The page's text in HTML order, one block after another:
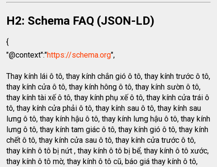
H2: Schema FAQ (JSON-LD)
{
"@context":"https://schema.org",
Thay kính lái ô tô, thay kính chắn gió ô tô, thay kính trước ô tô,
thay kính cửa ô tô, thay kính hông ô tô, thay kính sườn ô tô,
thay kính tài xế ô tô, thay kính phụ xế ô tô, thay kính cửa trái ô
tô, thay kính cửa phải ô tô, thay kính sau ô tô, thay kính sau
lưng ô tô, thay kính hậu ô tô, thay kính lưng hậu ô tô, thay kính
lưng ô tô, thay kính tam giác ô tô, thay kính gió ô tô, thay kính
chết ô tô, thay kính cửa sau ô tô, thay kính cửa trước ô tô,
thay kính ô tô bị nứt , thay kính ô tô bị bể, thay kính ô tô xước,
thay kính ô tô mờ, thay kính ô tô cũ, báo giá thay kính ô tô,